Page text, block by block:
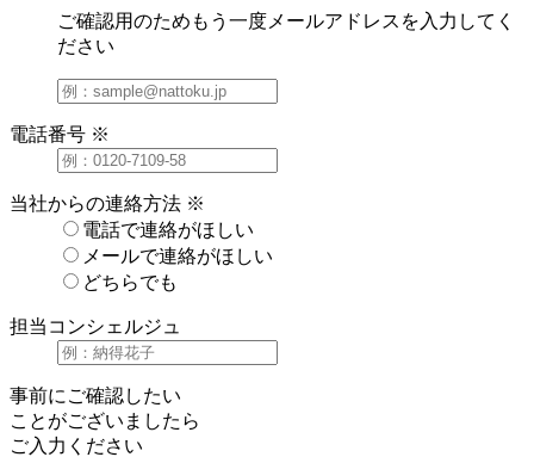
ご確認用のためもう一度メールアドレスを入力してく
ださい
電話番号 ※
当社からの連絡方法 ※
電話で連絡がほしい
メールで連絡がほしい
どちらでも
担当コンシェルジュ
事前にご確認したい
ことがございましたら
ご入力ください